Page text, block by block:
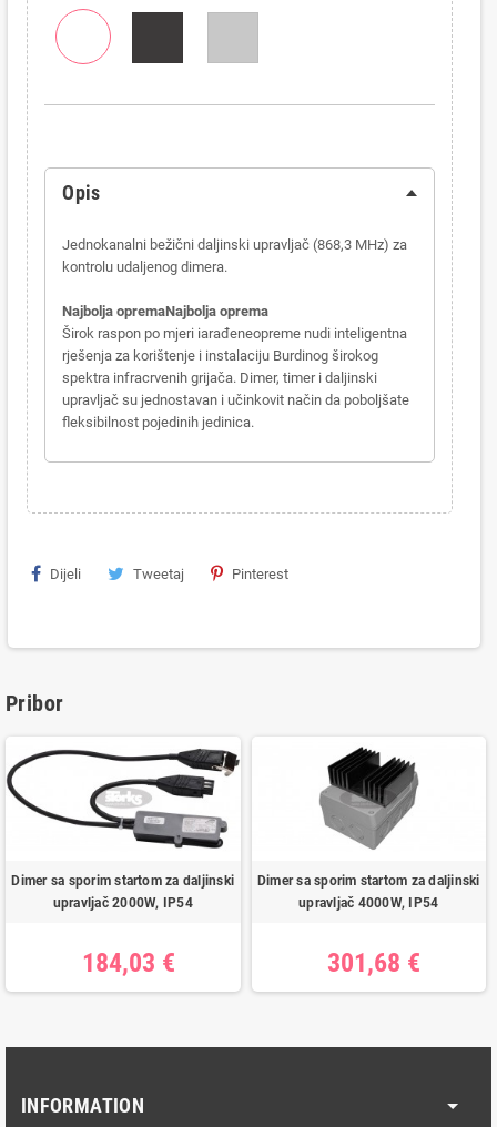
Opis
Jednokanalni bežični daljinski upravljač (868,3 MHz) za
kontrolu udaljenog dimera.
Najbolja opremaNajbolja oprema
Širok raspon po mjeri iarađeneopreme nudi inteligentna
rješenja za korištenje i instalaciju Burdinog širokog
spektra infracrvenih grijača. Dimer, timer i daljinski
upravljač su jednostavan i učinkovit način da poboljšate
fleksibilnost pojedinih jedinica.
Dijeli Tweetaj Pinterest
Pribor
Dimer sa sporim startom za daljinski
upravljač 2000W, IP54
184,03 €
Dimer sa sporim startom za daljinski
upravljač 4000W, IP54
301,68 €
INFORMATION